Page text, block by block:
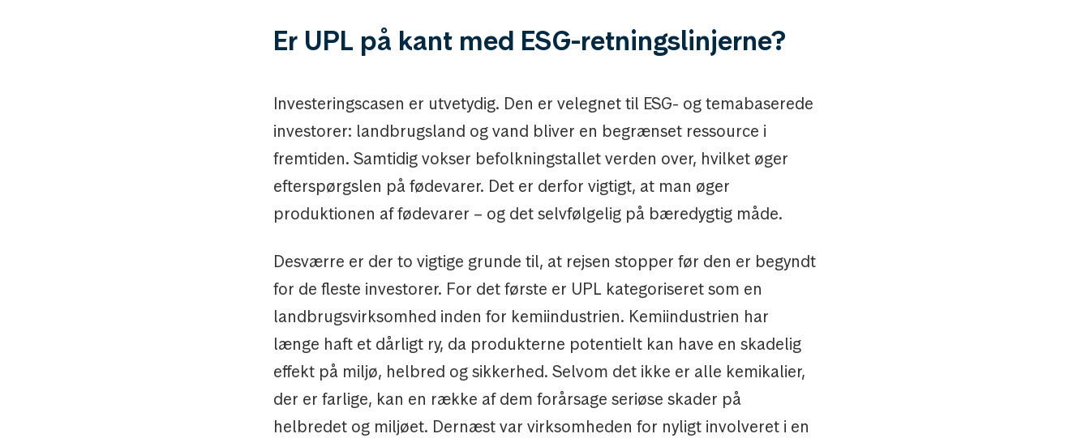
Er UPL på kant med ESG-retningslinjerne?
Investeringscasen er utvetydig. Den er velegnet til ESG- og temabaserede
investorer: landbrugsland og vand bliver en begrænset ressource i
fremtiden. Samtidig vokser befolkningstallet verden over, hvilket øger
efterspørgslen på fødevarer. Det er derfor vigtigt, at man øger
produktionen af fødevarer – og det selvfølgelig på bæredygtig måde.
Desværre er der to vigtige grunde til, at rejsen stopper før den er begyndt
for de fleste investorer. For det første er UPL kategoriseret som en
landbrugsvirksomhed inden for kemiindustrien. Kemiindustrien har
længe haft et dårligt ry, da produkterne potentielt kan have en skadelig
effekt på miljø, helbred og sikkerhed. Selvom det ikke er alle kemikalier,
der er farlige, kan en række af dem forårsage seriøse skader på
helbredet og miljøet. Dernæst var virksomheden for nyligt involveret i en